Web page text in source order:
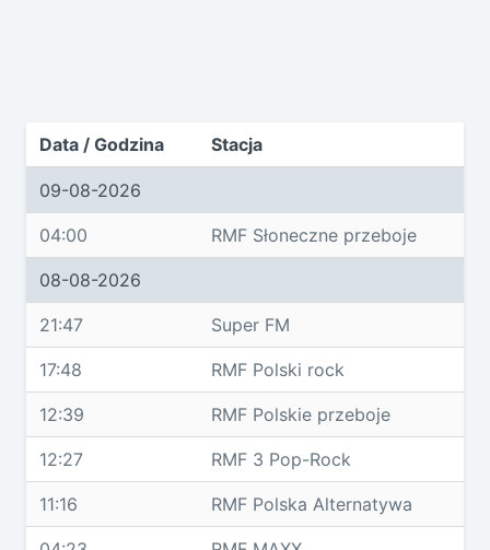
Data / Godzina Stacja
09-08-2026
04:00 RMF Słoneczne przeboje
08-08-2026
21:47 Super FM
17:48 RMF Polski rock
12:39 RMF Polskie przeboje
12:27 RMF 3 Pop-Rock
11:16 RMF Polska Alternatywa